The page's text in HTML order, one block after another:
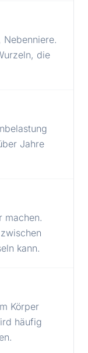
die
Jahre
machen.
kann.
Körper
häufig